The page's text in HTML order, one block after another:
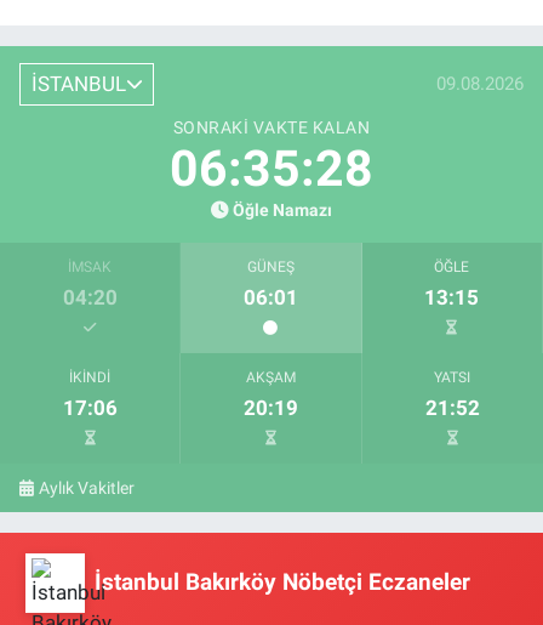
İSTANBUL 09.08.2026
SONRAKI VAKTE KALAN
06:35:27
Öğle Namazı
İMSAK
04:20
GÜNEŞ
06:01
ÖĞLE
13:15
İKINDI
17:06
AKŞAM
20:19
YATSI
21:52
Aylık Vakitler
İstanbul Bakırköy Nöbetçi Eczaneler